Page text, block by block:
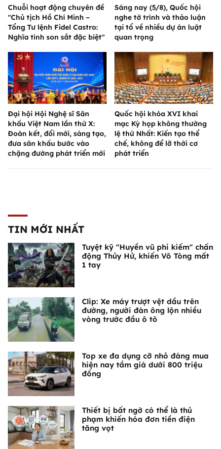
Chuỗi hoạt động chuyên đề
"Chủ tịch Hồ Chí Minh –
Tổng Tư lệnh Fidel Castro:
Nghĩa tình son sắt đặc biệt"
Sáng nay (5/8), Quốc hội
nghe tờ trình và thảo luận
tại tổ về nhiều dự án luật
quan trọng
Đại hội Hội Nghệ sĩ Sân
khấu Việt Nam lần thứ X:
Đoàn kết, đổi mới, sáng tạo,
đưa sân khấu bước vào
chặng đường phát triển mới
Quốc hội khóa XVI khai
mạc Kỳ họp không thường
lệ thứ Nhất: Kiến tạo thể
chế, không để lỡ thời cơ
phát triển
TIN MỚI NHẤT
Tuyệt kỹ "Huyền vũ phi kiếm" chấn
động Thủy Hử, khiến Võ Tòng mất
1 tay
Clip: Xe máy trượt vệt dầu trên
đường, người đàn ông lộn nhiều
vòng trước đầu ô tô
Top xe đa dụng cỡ nhỏ đáng mua
hiện nay tầm giá dưới 800 triệu
đồng
Thiết bị bất ngờ có thể là thủ
phạm khiến hóa đơn tiền điện
tăng vọt